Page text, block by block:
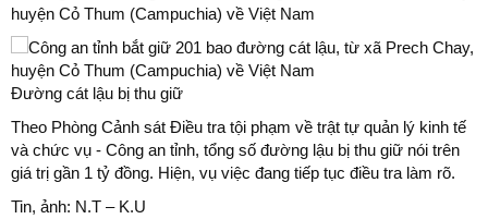
Đường cát lậu bị thu giữ
Theo Phòng Cảnh sát Điều tra tội phạm về trật tự quản lý kinh tế
và chức vụ - Công an tỉnh, tổng số đường lậu bị thu giữ nói trên
giá trị gần 1 tỷ đồng. Hiện, vụ việc đang tiếp tục điều tra làm rõ.
Tin, ảnh: N.T – K.U